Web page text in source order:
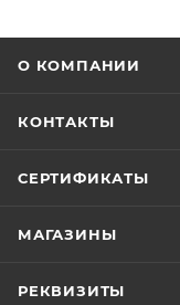
О КОМПАНИИ
КОНТАКТЫ
СЕРТИФИКАТЫ
МАГАЗИНЫ
РЕКВИЗИТЫ